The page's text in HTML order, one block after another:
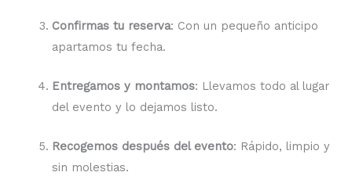
Confirmas tu reserva: Con un pequeño anticipo
apartamos tu fecha.
Entregamos y montamos: Llevamos todo al lugar
del evento y lo dejamos listo.
Recogemos después del evento: Rápido, limpio y
sin molestias.